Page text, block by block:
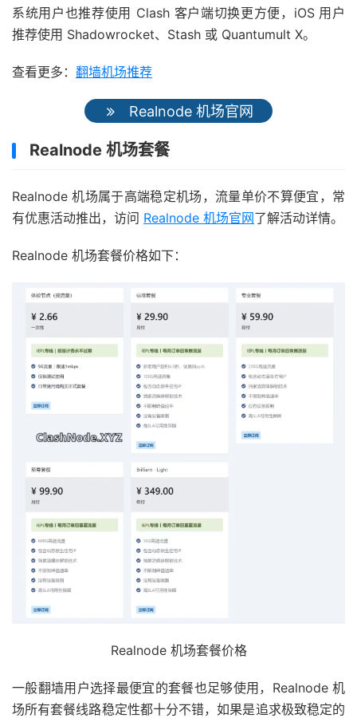
系统用户也推荐使用 Clash 客户端切换更方便，iOS 用户
推荐使用 Shadowrocket、Stash 或 Quantumult X。
查看更多： 翻墙机场推荐
Realnode 机场官网
Realnode 机场套餐
Realnode 机场属于高端稳定机场，流量单价不算便宜，常
有优惠活动推出，访问 Realnode 机场官网了解活动详情。
Realnode 机场套餐价格如下：
Realnode 机场套餐价格
一般翻墙用户选择最便宜的套餐也足够使用，Realnode 机
场所有套餐线路稳定性都十分不错，如果是追求极致稳定的